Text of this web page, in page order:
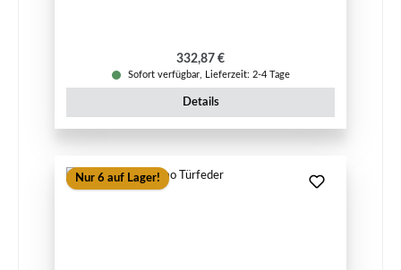
Regulärer Preis:
332,87 €
Sofort verfügbar, Lieferzeit: 2-4 Tage
Details
Nur 6 auf Lager!